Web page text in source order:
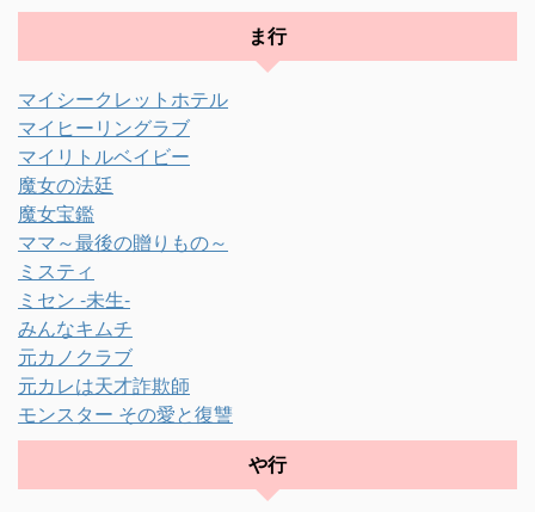
ま行
マイシークレットホテル
マイヒーリングラブ
マイリトルベイビー
魔女の法廷
魔女宝鑑
ママ～最後の贈りもの～
ミスティ
ミセン -未生-
みんなキムチ
元カノクラブ
元カレは天才詐欺師
モンスター その愛と復讐
や行